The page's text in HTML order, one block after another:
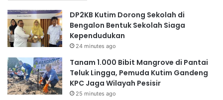
DP2KB Kutim Dorong Sekolah di
Bengalon Bentuk Sekolah Siaga
Kependudukan
24 minutes ago
Tanam 1.000 Bibit Mangrove di Pantai
Teluk Lingga, Pemuda Kutim Gandeng
KPC Jaga Wilayah Pesisir
25 minutes ago